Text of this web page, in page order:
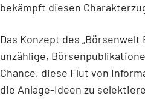
bekämpft diesen
Das Konzept des
unzählige,
Chance, diese Flut von
die Anlage-Ideen zu